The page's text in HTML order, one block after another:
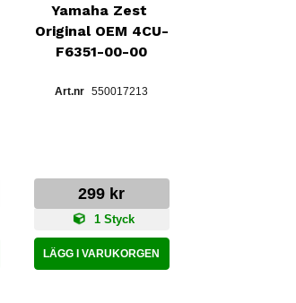
Yamaha Zest 
Original OEM 4CU-
F6351-00-00
550017213
299 kr
1 Styck
LÄGG I VARUKORGEN